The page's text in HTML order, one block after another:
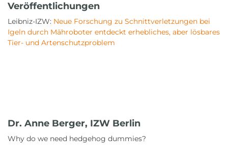
Veröffentlichungen
Leibniz-IZW: Neue Forschung zu Schnittverletzungen bei
Igeln durch Mähroboter entdeckt erhebliches, aber lösbares
Tier- und Artenschutzproblem
Dr. Anne Berger, IZW Berlin
Why do we need hedgehog dummies?